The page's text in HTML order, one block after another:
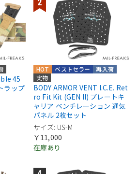
45
ラップ
実物
再入荷
ベストセラー
HOT
BODY ARMOR VENT I.C.E. Ret
ro Fit Kit (GEN II) プレートキ
ャリア ベンチレーション 通気
パネル 2枚セット
サイズ: US-M
￥11,000
在庫あり